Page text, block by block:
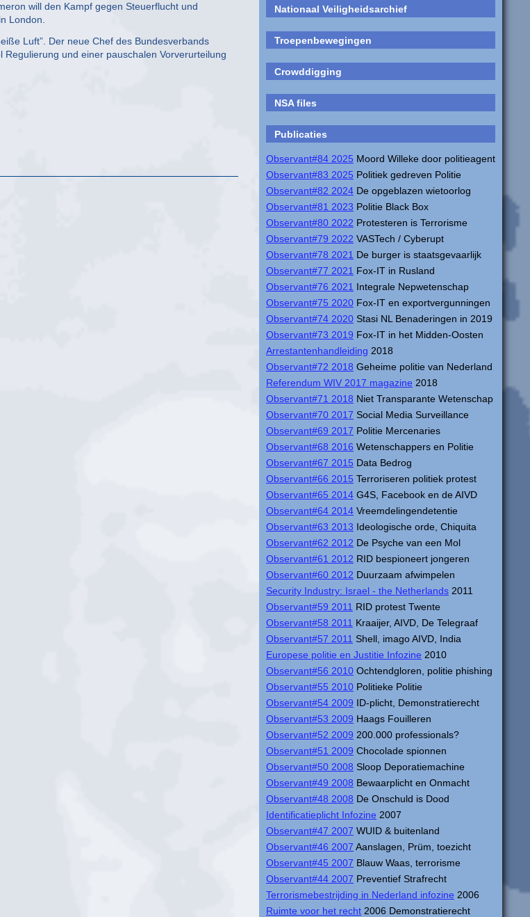
Nationaal Veiligheidsarchief
Troepenbewegingen
Crowddigging
NSA files
Publicaties
Observant#84 2025 Moord Willeke door politieagent
Observant#83 2025 Politiek gedreven Politie
Observant#82 2024 De opgeblazen wietoorlog
Observant#81 2023 Politie Black Box
Observant#80 2022 Protesteren is Terrorisme
Observant#79 2022 VASTech / Cyberupt
Observant#78 2021 De burger is staatsgevaarlijk
Observant#77 2021 Fox-IT in Rusland
Observant#76 2021 Integrale Nepwetenschap
Observant#75 2020 Fox-IT en exportvergunningen
Observant#74 2020 Stasi NL Benaderingen in 2019
Observant#73 2019 Fox-IT in het Midden-Oosten
Arrestantenhandleiding 2018
Observant#72 2018 Geheime politie van Nederland
Referendum WIV 2017 magazine 2018
Observant#71 2018 Niet Transparante Wetenschap
Observant#70 2017 Social Media Surveillance
Observant#69 2017 Politie Mercenaries
Observant#68 2016 Wetenschappers en Politie
Observant#67 2015 Data Bedrog
Observant#66 2015 Terroriseren politiek protest
Observant#65 2014 G4S, Facebook en de AIVD
Observant#64 2014 Vreemdelingendetentie
Observant#63 2013 Ideologische orde, Chiquita
Observant#62 2012 De Psyche van een Mol
Observant#61 2012 RID bespioneert jongeren
Observant#60 2012 Duurzaam afwimpelen
Security Industry: Israel - the Netherlands 2011
Observant#59 2011 RID protest Twente
Observant#58 2011 Kraaijer, AIVD, De Telegraaf
Observant#57 2011 Shell, imago AIVD, India
Europese politie en Justitie Infozine 2010
Observant#56 2010 Ochtendgloren, politie phishing
Observant#55 2010 Politieke Politie
Observant#54 2009 ID-plicht, Demonstratierecht
Observant#53 2009 Haags Fouilleren
Observant#52 2009 200.000 professionals?
Observant#51 2009 Chocolade spionnen
Observant#50 2008 Sloop Deporatiemachine
Observant#49 2008 Bewaarplicht en Onmacht
Observant#48 2008 De Onschuld is Dood
Identificatieplicht Infozine 2007
Observant#47 2007 WUID & buitenland
Observant#46 2007 Aanslagen, Prüm, toezicht
Observant#45 2007 Blauw Waas, terrorisme
Observant#44 2007 Preventief Strafrecht
Terrorismebestrijding in Nederland infozine 2006
Ruimte voor het recht 2006 Demonstratierecht
will den Kampf gegen Steuerflucht und
London.
Luft”. Der neue Chef des Bundesverbands
und einer pauschalen Vorverurteilung